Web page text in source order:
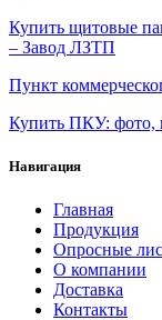
Купить щитовые
– Завод ЛЗТП
Пункт
Купить ПКУ: фото,
Навигация
Главная
Продукция
Опросные
О компании
Доставка
Контакты